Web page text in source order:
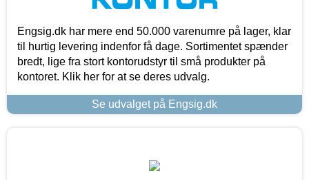
Engsig.dk har mere end 50.000 varenumre på lager, klar
til hurtig levering indenfor få dage. Sortimentet spænder
bredt, lige fra stort kontorudstyr til små produkter på
kontoret. Klik her for at se deres udvalg.
Se udvalget på Engsig.dk